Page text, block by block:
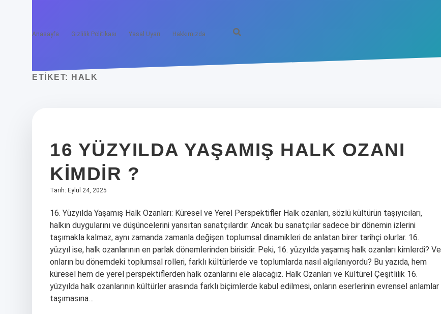
Anasayfa Gizlilik Politikası Yasal Uyarı Hakkımızda
ETIKET: HALK
16 YÜZYILDA YAŞAMIŞ HALK OZANI
KIMDIR ?
Tarih: Eylül 24, 2025
16. Yüzyılda Yaşamış Halk Ozanları: Küresel ve Yerel Perspektifler Halk ozanları, sözlü kültürün taşıyıcıları,
halkın duygularını ve düşüncelerini yansıtan sanatçılardır. Ancak bu sanatçılar sadece bir dönemin izlerini
taşımakla kalmaz, aynı zamanda zamanla değişen toplumsal dinamikleri de anlatan birer tarihçi olurlar. 16.
yüzyıl ise, halk ozanlarının en parlak dönemlerinden birisidir. Peki, 16. yüzyılda yaşamış halk ozanları kimlerdi? Ve
onların bu dönemdeki toplumsal rolleri, farklı kültürlerde ve toplumlarda nasıl algılanıyordu? Bu yazıda, hem
küresel hem de yerel perspektiflerden halk ozanlarını ele alacağız. Halk Ozanları ve Kültürel Çeşitlilik 16.
yüzyılda halk ozanlarının kültürler arasında farklı biçimlerde kabul edilmesi, onların eserlerinin evrensel anlamlar
taşımasına…